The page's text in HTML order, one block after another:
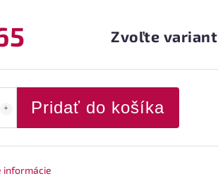
Zvoľte variant
Pridať do košíka
informácie